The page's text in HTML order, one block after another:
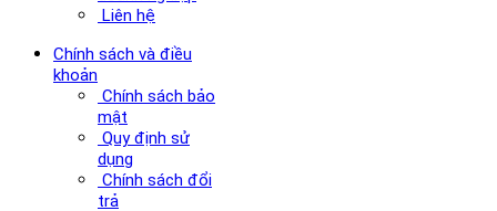
Liên hệ
Chính sách và điều
khoản
Chính sách bảo
mật
Quy định sử
dụng
Chính sách đổi
trả